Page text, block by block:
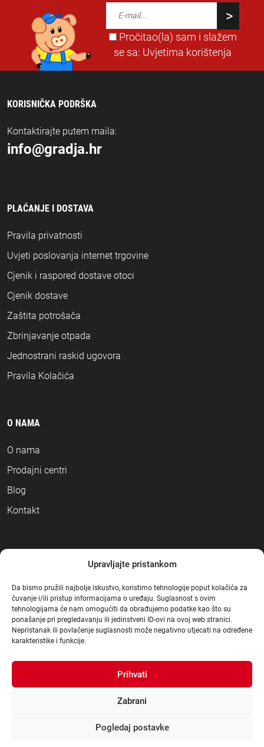
Upravljajte pristankom
Da bismo pružili najbolje iskustvo, koristimo tehnologije poput kolačića za
čuvanje i/ili pristup informacijama o uređaju. Suglasnost s ovim
tehnologijama će nam omogućiti da obrađujemo podatke kao što su
ponašanje pri pregledavanju ili jedinstveni ID-ovi na ovoj web stranici.
Nepristanak ili povlačenje suglasnosti može negativno utjecati na određene
karakteristike i funkcije.
Prihvati
Zabrani
Pogledaj postavke
Pročitao(la) sam i slažem
se sa: Uvjetima korištenja
KORISNIČKA PODRŠKA
Kontaktirajte putem maila:
info@gradja.hr
PLAĆANJE I DOSTAVA
Pravila privatnosti
Uvjeti poslovanja internet trgovine
Cjenik i raspored dostave otoci
Cjenik dostave
Zaštita potrošača
Zbrinjavanje otpada
Jednostrani raskid ugovora
Pravila Kolačića
O NAMA
O nama
Prodajni centri
Blog
Kontakt